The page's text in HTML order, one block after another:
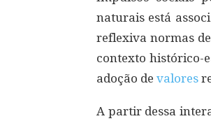
naturais está
reflexiva normas
contexto histórico-
adoção de valores
A partir dessa